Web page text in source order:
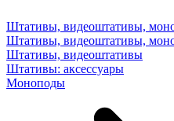
Штативы, видеоштативы,
Штативы, видеоштативы,
Штативы, видеоштативы
Штативы: аксессуары
Моноподы